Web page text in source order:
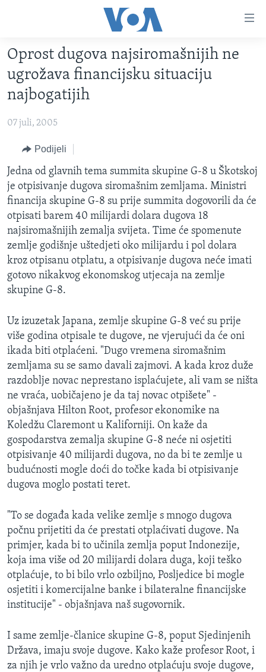
glavni
sadržaj
Pređi
na
glavnu
navigaciju
pretragu
TV PROGRAM
VIDEO
FOTOGRAFIJE DANA
VIJESTI
SJEDINJENE AMERIČKE DRŽAVE
BOSNA I HERCEGOVINA
SVIJET
NAUKA I TEHNOLOGIJA
SPECIJALNI PROJEKTI
KORUPCIJA
SLOBODA MEDIJA
ŽENSKA STRANA
IZBJEGLIČKA STRANA
MAGAZIN
O GLASU AMERIKE
Learning English
PRATITE NAS
Jezici
Oprost dugova najsiromašnijih ne
ugrožava financijsku situaciju
najbogatijih
07 juli, 2005
Podijeli
Jedna od glavnih tema summita skupine G-8 u Škotskoj
je otpisivanje dugova siromašnim zemljama. Ministri
financija skupine G-8 su prije summita dogovorili da će
otpisati barem 40 milijardi dolara dugova 18
najsiromašnijih zemalja svijeta. Time će spomenute
zemlje godišnje uštedjeti oko milijardu i pol dolara
kroz otpisanu otplatu, a otpisivanje dugova neće imati
gotovo nikakvog ekonomskog utjecaja na zemlje
skupine G-8.
Uz izuzetak Japana, zemlje skupine G-8 već su prije
više godina otpisale te dugove, ne vjerujući da će oni
ikada biti otplaćeni. "Dugo vremena siromašnim
zemljama su se samo davali zajmovi. A kada kroz duže
razdoblje novac neprestano isplaćujete, ali vam se ništa
ne vraća, uobičajeno je da taj novac otpišete" -
objašnjava Hilton Root, profesor ekonomike na
Koledžu Claremont u Kaliforniji. On kaže da
gospodarstva zemalja skupine G-8 neće ni osjetiti
otpisivanje 40 milijardi dugova, no da bi te zemlje u
budućnosti mogle doći do točke kada bi otpisivanje
dugova moglo postati teret.
"To se događa kada velike zemlje s mnogo dugova
počnu prijetiti da će prestati otplaćivati dugove. Na
primjer, kada bi to učinila zemlja poput Indonezije,
koja ima više od 20 milijardi dolara duga, koji teško
otplaćuje, to bi bilo vrlo ozbiljno, Posljedice bi mogle
osjetiti i komercijalne banke i bilateralne financijske
institucije" - objašnjava naš sugovornik.
I same zemlje-članice skupine G-8, poput Sjedinjenih
Država, imaju svoje dugove. Kako kaže profesor Root, i
za njih je vrlo važno da uredno otplaćuju svoje dugove,